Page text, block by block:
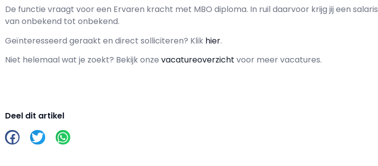
De functie vraagt voor een Ervaren kracht met MBO diploma. In ruil daarvoor krijg jij een salaris
van onbekend tot onbekend.
Geïnteresseerd geraakt en direct solliciteren? Klik hier.
Niet helemaal wat je zoekt? Bekijk onze vacatureoverzicht voor meer vacatures.
Deel dit artikel